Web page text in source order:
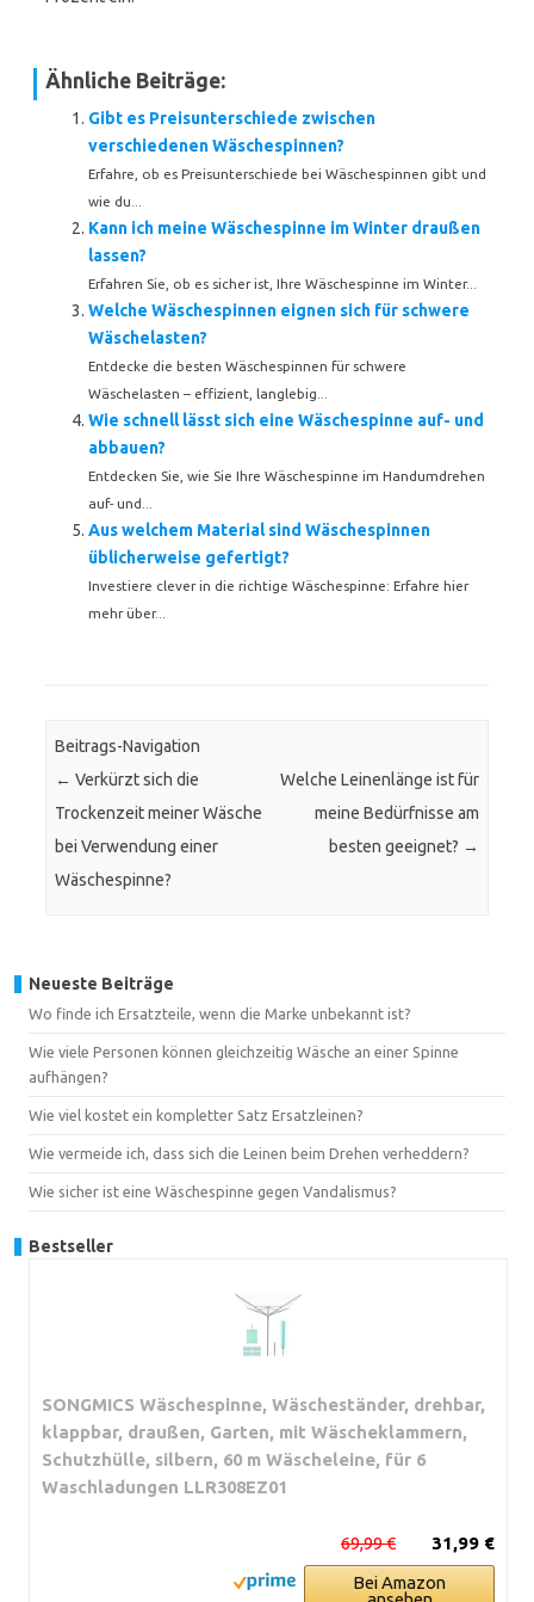
Ähnliche Beiträge:
Gibt es Preisunterschiede zwischen
verschiedenen Wäschespinnen?
Erfahre, ob es Preisunterschiede bei Wäschespinnen gibt und
wie du...
Kann ich meine Wäschespinne im Winter draußen
lassen?
Erfahren Sie, ob es sicher ist, Ihre Wäschespinne im Winter...
Welche Wäschespinnen eignen sich für schwere
Wäschelasten?
Entdecke die besten Wäschespinnen für schwere
Wäschelasten – effizient, langlebig...
Wie schnell lässt sich eine Wäschespinne auf- und
abbauen?
Entdecken Sie, wie Sie Ihre Wäschespinne im Handumdrehen
auf- und...
Aus welchem Material sind Wäschespinnen
üblicherweise gefertigt?
Investiere clever in die richtige Wäschespinne: Erfahre hier
mehr über...
Beitrags-Navigation
← Verkürzt sich die
Trockenzeit meiner Wäsche
bei Verwendung einer
Wäschespinne?
Welche Leinenlänge ist für
meine Bedürfnisse am
besten geeignet? →
Neueste Beiträge
Wo finde ich Ersatzteile, wenn die Marke unbekannt ist?
Wie viele Personen können gleichzeitig Wäsche an einer Spinne
aufhängen?
Wie viel kostet ein kompletter Satz Ersatzleinen?
Wie vermeide ich, dass sich die Leinen beim Drehen verheddern?
Wie sicher ist eine Wäschespinne gegen Vandalismus?
Bestseller
SONGMICS Wäschespinne, Wäscheständer, drehbar,
klappbar, draußen, Garten, mit Wäscheklammern,
Schutzhülle, silbern, 60 m Wäscheleine, für 6
Waschladungen LLR308EZ01
31,99 €
69,99 €
Bei Amazon